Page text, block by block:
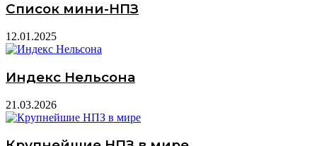
Список мини-НПЗ
12.01.2025
Индекс Нельсона
21.03.2026